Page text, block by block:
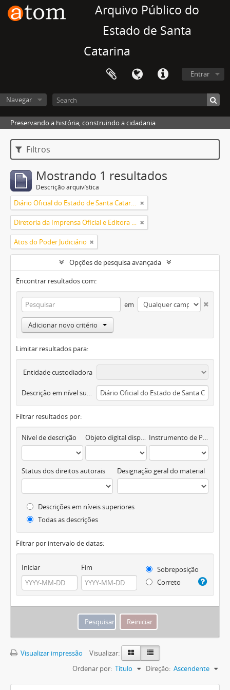
Arquivo Público do
Estado de Santa
Catarina
Entrar
Navegar
Preservando a história, construindo a cidadania
Filtros
Mostrando 1 resultados
Descrição arquivística
Diário Oficial do Estado de Santa Catarina
Diretoria da Imprensa Oficial e Editora de Santa Catarina
Atos do Poder Judiciário
Opções de pesquisa avançada
Encontrar resultados com:
em
Adicionar novo critério
Limitar resultados para:
Entidade custodiadora
Descrição em nível superior
Filtrar resultados por:
Nível de descrição Objeto digital disponível Instrumento de Pesquisa
Status dos direitos autorais Designação geral do material
Descrições em níveis superiores
Todas as descrições
Filtrar por intervalo de datas:
Iniciar Fim
Sobreposição
Correto
Visualizar impressão
Visualizar:
Ordenar por: Título Direção: Ascendente